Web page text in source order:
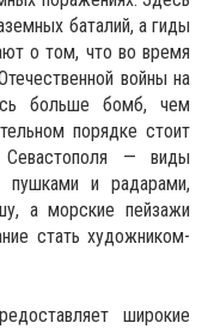
баталий, а гиды
о том, что во время
войны на
больше бомб, чем
порядке стоит
— виды
пушками и радарами,
а морские пейзажи
стать художником-
широкие